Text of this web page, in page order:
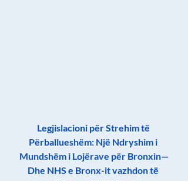
Legjislacioni për Strehim të
Përballueshëm: Një Ndryshim i
Mundshëm i Lojërave për Bronxin—
Dhe NHS e Bronx-it vazhdon të